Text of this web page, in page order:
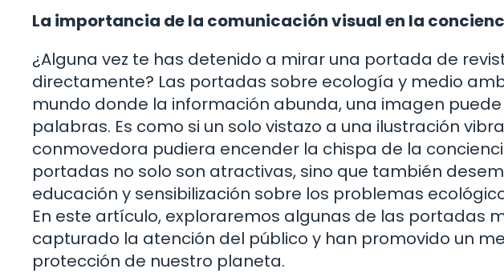
La importancia de la comunicación visual en la
¿Alguna vez te has detenido a mirar una portada de
directamente? Las portadas sobre ecología y medio
mundo donde la información abunda, una imagen
palabras. Es como si un solo vistazo a una ilustración
conmovedora pudiera encender la chispa de la
portadas no solo son atractivas, sino que también
educación y sensibilización sobre los problemas
En este artículo, exploraremos algunas de las portadas
capturado la atención del público y han promovido un
protección de nuestro planeta.